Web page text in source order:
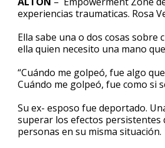
experiencias traumaticas. Rosa
Ella sabe una o dos cosas sobre
ella quien necesito una mano
“Cuándo me golpeó, fue algo
Cuándo me golpeó, fue como si
Su ex- esposo fue deportado.
superar los efectos persistentes
personas en su misma situación.